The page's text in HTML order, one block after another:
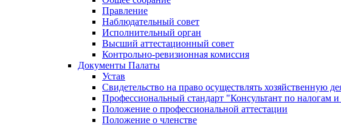
Правление
Наблюдательный совет
Исполнительный орган
Высший аттестационный совет
Контрольно-ревизионная комиссия
Документы Палаты
Устав
Свидетельство на право осуществлять хозяйственную
Профессиональный стандарт "Консультант по налогам
Положение о профессиональной аттестации
Положение о членстве